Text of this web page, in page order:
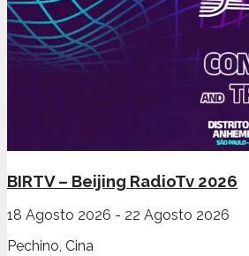
BIRTV – Beijing RadioTv 2026
18 Agosto 2026 - 22 Agosto 2026
Pechino, Cina